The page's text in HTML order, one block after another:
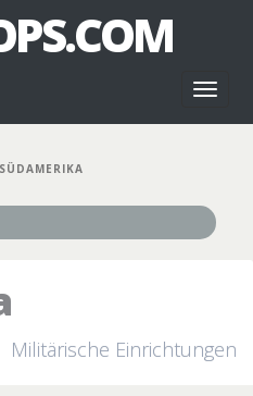
SÜDAMERIKA
Militärische Einrichtungen